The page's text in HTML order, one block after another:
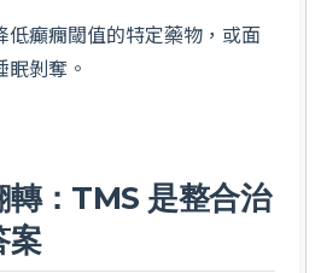
低癲癇閾值的特定藥物，或面
剝奪。
轉：TMS 是整合治
案